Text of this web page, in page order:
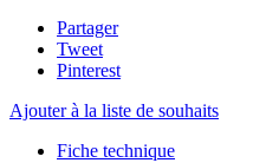
Partager
Tweet
Pinterest
Ajouter à la liste de souhaits
Fiche technique